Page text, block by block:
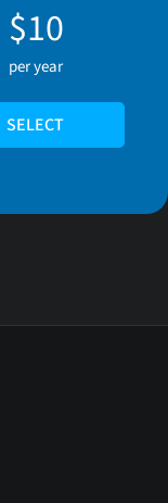
$10
per year
SELECT